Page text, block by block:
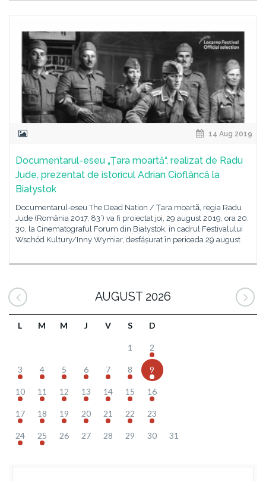
14 Aug 2019
Documentarul-eseu „Țara moartă“, realizat de Radu
Jude, prezentat de istoricul Adrian Cioflâncă la
Białystok
Documentarul-eseu The Dead Nation / Țara moartǎ, regia Radu
Jude (România 2017, 83’) va fi proiectat joi, 29 august 2019, ora 20.
30, la Cinematograful Forum din Białystok, în cadrul Festivalului
Wschód Kultury/Inny Wymiar, desfășurat în perioada 29 august
AUGUST 2026
L M M J V S D
1 2
3 4 5 6 7 8 9
10 11 12 13 14 15 16
17 18 19 20 21 22 23
24 25 26 27 28 29 30 31